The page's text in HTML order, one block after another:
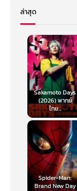
ล่าสุด
Sakamoto Days
(2026) พากย์
ไทย...
Spider-Man:
Brand New Day